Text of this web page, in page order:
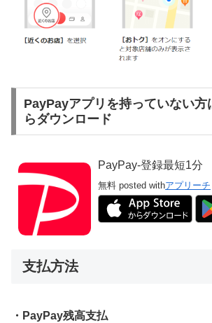
PayPayアプリを持っていない方
らダウンロード
PayPay-登録最短1分
無料 posted withアプリーチ
支払方法
・PayPay残高支払